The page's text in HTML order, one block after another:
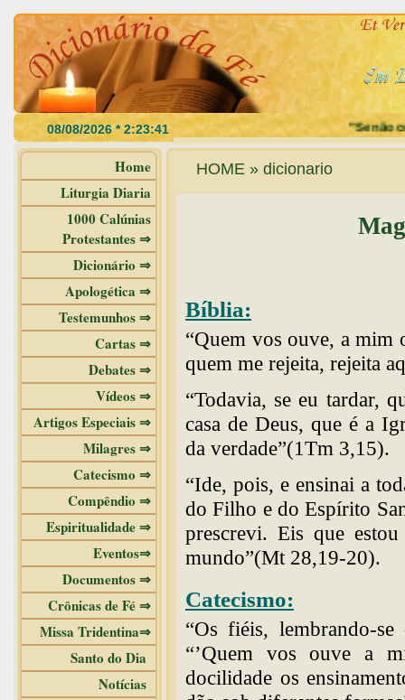
"Se não
Home
Liturgia Diaria
1000 Calúnias
Protestantes ⇒
Dicionário ⇒
Apologética ⇒
Testemunhos ⇒
Cartas ⇒
Debates ⇒
Vídeos ⇒
Artigos Especiais ⇒
Milagres ⇒
Catecismo ⇒
Compêndio ⇒
Espiritualidade ⇒
Eventos⇒
Documentos ⇒
Crônicas de Fé ⇒
Missa Tridentina⇒
Santo do Dia
Notícias
HOME » dicionario
Bíblia:
“Quem vos ouve, a mim
quem me rejeita, rejeita
“Todavia, se eu tardar,
casa de Deus, que é a
da verdade”(1Tm 3,15).
“Ide, pois, e ensinai a
do Filho e do Espírito
prescrevi. Eis que
mundo”(Mt 28,19-20).
Catecismo:
“Os fiéis, lembrando-
“’Quem vos ouve a
docilidade os